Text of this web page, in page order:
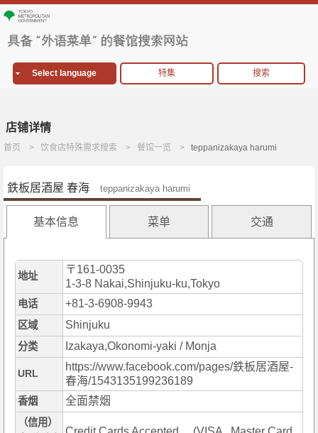
Select language 特集 搜索
店铺详情
首页 饮食店特殊需求搜索 餐馆一览 teppanizakaya harumi
鉄板居酒屋 春海 teppanizakaya harumi
基本信息 菜单 交通
地址
〒161-0035
1-3-8 Nakai,Shinjuku-ku,Tokyo
电话 +81-3-6908-9943
区域 Shinjuku
分类 Izakaya,Okonomi-yaki / Monja
URL
https://www.facebook.com/pages/鉄板居酒屋-
春海/1543135199236189
香烟 全面禁烟
（信用）